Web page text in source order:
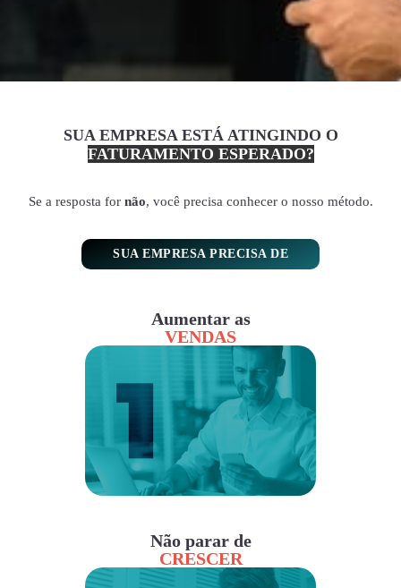
SUA EMPRESA ESTÁ ATINGINDO O
FATURAMENTO ESPERADO?
Se a resposta for não, você precisa conhecer o nosso método.
SUA EMPRESA PRECISA DE
Aumentar as
VENDAS
Não parar de
CRESCER